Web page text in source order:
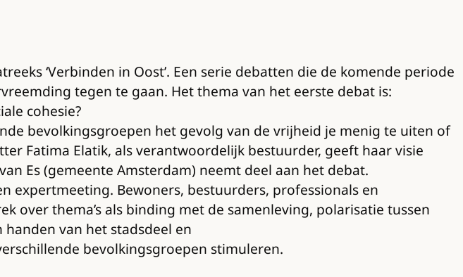
‘Verbinden in Oost’. Een serie debatten die de komende periode
tegen te gaan. Het thema van het eerste debat is:
cohesie?
bevolkingsgroepen het gevolg van de vrijheid je menig te uiten of
Fatima Elatik, als verantwoordelijk bestuurder, geeft haar visie
Es (gemeente Amsterdam) neemt deel aan het debat.
expertmeeting. Bewoners, bestuurders, professionals en
over thema’s als binding met de samenleving, polarisatie tussen
van het stadsdeel en
bevolkingsgroepen stimuleren.